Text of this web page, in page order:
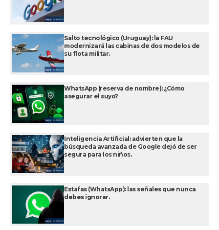
Salto tecnológico (Uruguay): la FAU
modernizará las cabinas de dos modelos de
su flota militar.
WhatsApp (reserva de nombre): ¿Cómo
asegurar el suyo?
Inteligencia Artificial: advierten que la
búsqueda avanzada de Google dejó de ser
segura para los niños.
Estafas (WhatsApp): las señales que nunca
debes ignorar.